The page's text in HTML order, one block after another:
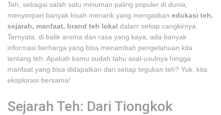
Teh, sebagai salah satu minuman paling populer di dunia,
menyimpan banyak kisah menarik yang mengaitkan edukasi teh,
sejarah, manfaat, brand teh lokal dalam setiap cangkirnya.
Ternyata, di balik aroma dan rasa yang kaya, ada banyak
informasi berharga yang bisa menambah pengetahuan kita
tentang teh. Apakah kamu sudah tahu asal-usulnya hingga
manfaat yang bisa didapatkan dari setiap tegukan teh? Yuk, kita
eksplorasi bersama!
Sejarah Teh: Dari Tiongkok